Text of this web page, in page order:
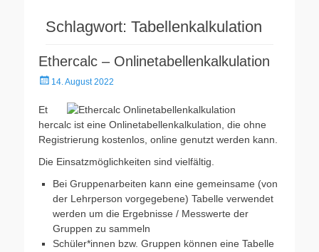
Schlagwort: Tabellenkalkulation
Ethercalc – Onlinetabellenkalkulation
Veröffentlicht
14. August 2022
Et
hercalc ist eine Onlinetabellenkalkulation, die ohne
Registrierung kostenlos, online genutzt werden kann.
Die Einsatzmöglichkeiten sind vielfältig.
Bei Gruppenarbeiten kann eine gemeinsame (von
der Lehrperson vorgegebene) Tabelle verwendet
werden um die Ergebnisse / Messwerte der
Gruppen zu sammeln
Schüler*innen bzw. Gruppen können eine Tabelle